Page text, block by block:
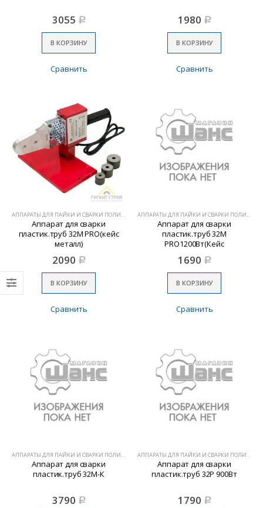
3055 Р
В КОРЗИНУ
Сравнить
1980 Р
В КОРЗИНУ
Сравнить
АППАРАТЫ ДЛЯ ПАЙКИ И СВАРКИ ПОЛИМЕРОВ
Аппарат для сварки
пластик.труб 32М PRO(кейс
металл)
2090 Р
В КОРЗИНУ
Сравнить
АППАРАТЫ ДЛЯ ПАЙКИ И СВАРКИ ПОЛИМЕРОВ
Аппарат для сварки
пластик.труб 32М
PRO1200Вт(Кейс
пластмассов)
1690 Р
В КОРЗИНУ
Сравнить
АППАРАТЫ ДЛЯ ПАЙКИ И СВАРКИ ПОЛИМЕРОВ
Аппарат для сварки
пластик.труб 32М-К
3790 Р
АППАРАТЫ ДЛЯ ПАЙКИ И СВАРКИ ПОЛИМЕРОВ
Аппарат для сварки
пластик.труб 32Р 900Вт
1790 Р